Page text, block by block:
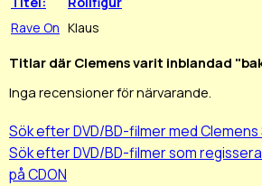
Rave On Klaus
Titlar där Clemens varit inblandad
Inga recensioner för närvarande.
Sök efter DVD/BD-filmer med Clemens
Sök efter DVD/BD-filmer som
på CDON